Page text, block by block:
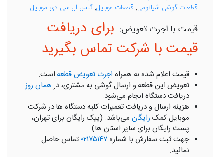
قطعات گوشی شیائومی, قطعات موبایل,گلس ال سی دی موبایل
برای دریافت
قیمت با شرکت تماس بگیرید
قیمت اعلام شده به همراه اجرت تعویض قطعه است.
تعویض این قطعه و ارسال گوشی به مشتری، درهمان روز
دریافت دستگاه انجام می‌شود.
هزینه ارسال و دریافت تعمیرات کلیه دستگاه ها در شرکت
موبایل کمک رایگان می‌باشد. (پیک رایگان برای تهران،
پست رایگان برای سایر استان ها)
جهت ثبت سفارش با شماره ۰۲۱۷۵۱۴۷ تماس حاصل
نمائید.